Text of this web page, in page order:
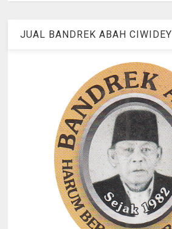
JUAL BANDREK ABAH CIWIDEY